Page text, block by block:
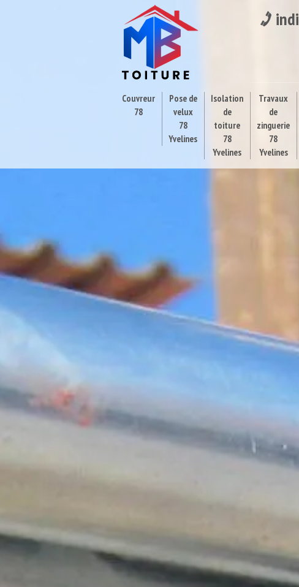
Couvreur
78
Pose de
velux
78
Yvelines
Isolation
de
toiture
78
Yvelines
Travaux
de
zinguerie
78
Yvelines